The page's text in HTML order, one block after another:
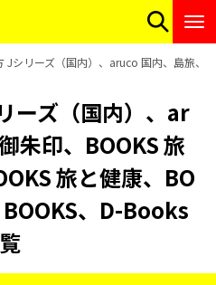
Jシリーズ（国内）、aruco 国内、島旅、
ーズ（国内）、ar
朱印、BOOKS 旅
旅と健康、BO
、D-Books